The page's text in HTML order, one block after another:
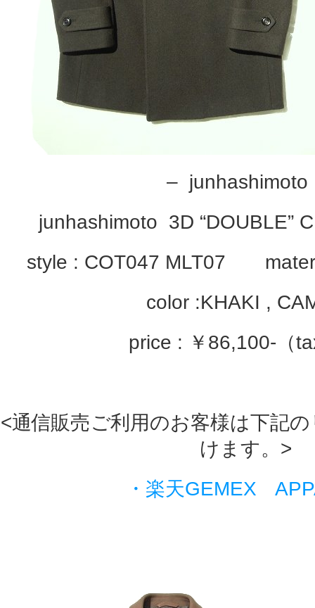
–
junhashimoto 3D “DOUBLE”
style : COT047 MLT07
color :KHAKI ,
price : ￥86,100-（
<通信販売ご利用のお客様は下記
けます。>
・楽天GEMEX